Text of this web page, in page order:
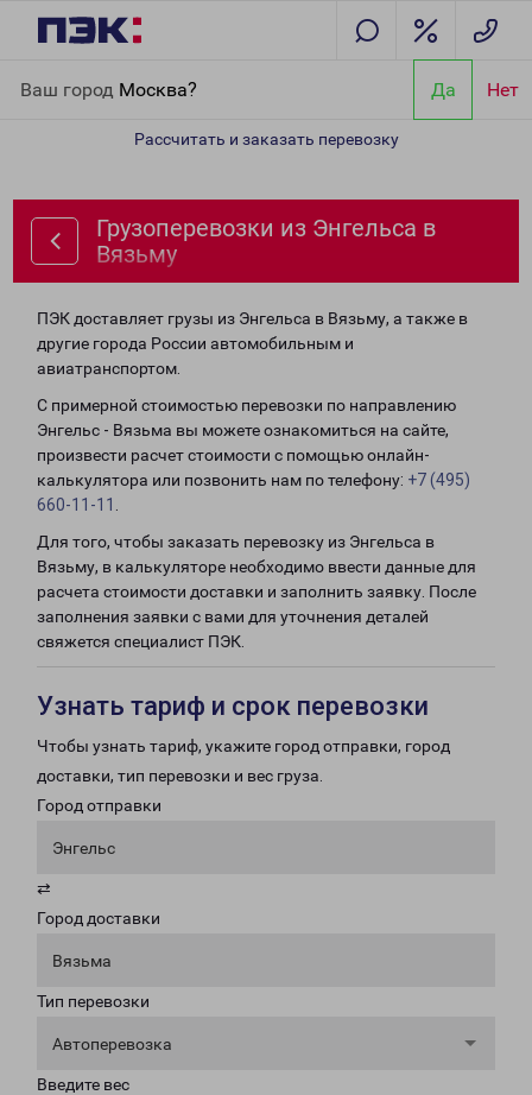
Ваш город Москва? Да Нет
Рассчитать и заказать перевозку
Грузоперевозки из Энгельса в
Вязьму
ПЭК доставляет грузы из Энгельса в Вязьму, а также в
другие города России автомобильным и
авиатранспортом.
С примерной стоимостью перевозки по направлению
Энгельс - Вязьма вы можете ознакомиться на сайте,
произвести расчет стоимости с помощью онлайн-
калькулятора или позвонить нам по телефону: +7 (495)
660-11-11
Для того, чтобы заказать перевозку из Энгельса в
Вязьму, в калькуляторе необходимо ввести данные для
расчета стоимости доставки и заполнить заявку. После
заполнения заявки с вами для уточнения деталей
свяжется специалист ПЭК.
Узнать тариф и срок перевозки
Чтобы узнать тариф, укажите город отправки, город
доставки, тип перевозки и вес груза.
Город отправки
Энгельс
⇄
Город доставки
Вязьма
Тип перевозки
Автоперевозка
Введите вес